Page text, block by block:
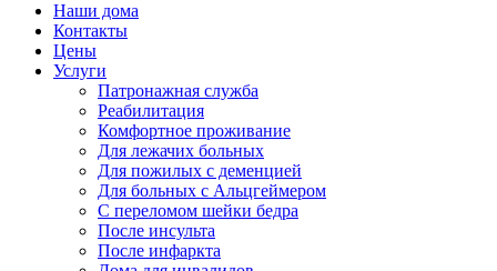
Наши дома
Контакты
Цены
Услуги
Патронажная служба
Реабилитация
Комфортное проживание
Для лежачих больных
Для пожилых с деменцией
Для больных с Альцгеймером
С переломом шейки бедра
После инсульта
После инфаркта